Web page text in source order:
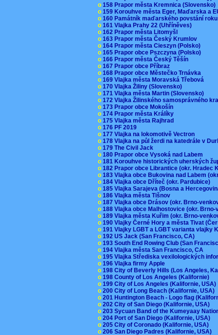
o 158 Prapor města Kremnica (Slovensko)
o 159 Korouhve města Eger, Maďarska a
o 160 Památník maďarského povstání
o 161 Vlajka Prahy 22 (Uhříněves)
o 162 Prapor města Litomyšl
o 163 Prapor města Český Krumlov
o 164 Prapor města Cieszyn (Polsko)
o 165 Prapor obce Pszczyna (Polsko)
o 166 Prapor města Český Těšín
o 167 Prapor obce Příbraz
o 168 Prapor obce Městečko Trnávka
o 169 Vlajka města Moravská Třebová
o 170 Vlajka Žiliny (Slovensko)
o 171 Vlajka města Martin (Slovensko)
o 172 Vlajka Žilinského samosprávného
o 173 Prapor obce Mokošín
o 174 Prapor města Králíky
o 175 Vlajka města Rajhrad
o 176 PF 2019
o 177 Vlajka na lokomotivě Vectron
o 178 Vlajka na půl žerdi na katedrále v
o 179 The Civil Jack
o 180 Prapor obce Vysoká nad Labem
o 181 Korouhve historických uherských
o 182 Prapor obce Librantice (okr. Hradec
o 183 Vlajka obce Bukovina nad Labem
o 184 Vlajka obce Dříteč (okr. Pardubice)
o 185 Vlajka Sarajeva (Bosna a
o 186 Vlajka města Tišnov
o 187 Vlajka obce Drásov (okr. Brno-
o 188 Vlajka obce Malhostovice (okr.
o 189 Vlajka města Kuřim (okr. Brno-
o 190 Vlajky Černé Hory a města Tivat
o 191 Vlajky LGBT a LGBT varianta vlajky
o 192 US Jack (San Francisco, CA)
o 193 South End Rowing Club (San
o 194 Vlajka města San Francisco, CA
o 195 Vlajka Střediska vexilologických
o 196 Vlajka firmy Apple
o 198 City of Beverly Hills (Los Angeles,
o 198 County of Los Angeles (Kalifornie)
o 199 City of Los Angeles (Kalifornie,
o 200 City of Long Beach (Kalifornie, USA)
o 201 Huntington Beach - Logo flag
o 202 City of San Diego (Kalifornie, USA)
o 203 Sycuan Band of the Kumeyaay
o 204 Port of San Diego (Kalifornie, USA)
o 205 City of Coronado (Kalifornie, USA)
o 206 San Diego Padres (Kalifornie, USA)